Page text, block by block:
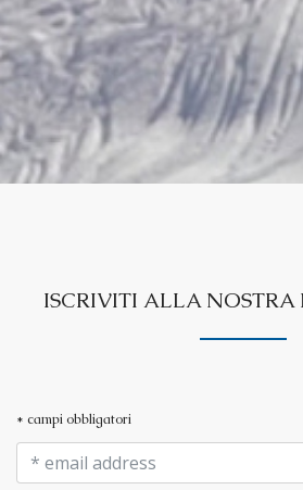
ISCRIVITI ALLA
* campi obbligatori